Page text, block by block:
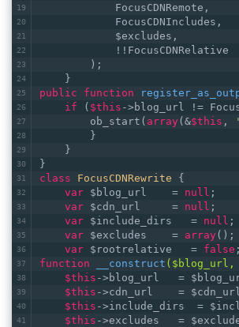
            FocusCDNRemote,
            FocusCDNIncludes,
            $excludes,
            !!FocusCDNRelative
        );
    }
public
function
if ( $this ->blog_url !=
        ob_start(
array(&$this ,
        }
    }
}
class
FocusCDNRewrite
{
var $blog_url    = null ;
var $cdn_url     = null ;
var $include_dirs   = null ;
var $excludes    = array();
var $rootrelative   = false ;
function
__construct
$this ->blog_url   =
$this ->cdn_url    =
$this ->include_dirs  =
$this ->excludes   =